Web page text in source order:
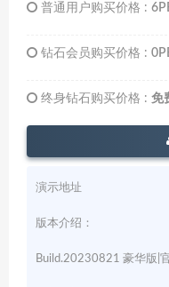
普通用户购买价格 :
钻石会员购买价格 :
终身钻石购买价格 : 免
演示地址
版本介绍：
Build.20230821 豪华版|